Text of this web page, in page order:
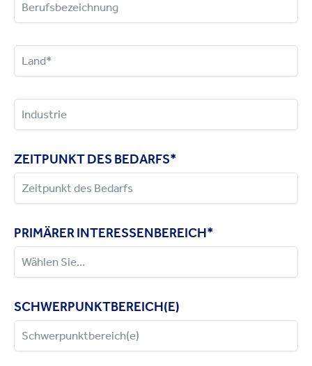
ZEITPUNKT DES BEDARFS*
PRIMÄRER INTERESSENBEREICH*
SCHWERPUNKTBEREICH(E)